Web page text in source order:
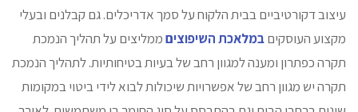
עיצוב דקורטיביים בבית הלקוח על סמך אדריכלים. גם קבלנים ובעלי
מקצוע העוסקיםבמלאכת השיפוציםממליצים על תהליך הנמכת
תקרה כפתרון ומענה למגוון רחב של בעיות בטיחותיות. לתהליך הנמכת
תקרה יש מגוון רחב של אפשרויות שיכולות לבוא לידי ביטוי במקומות